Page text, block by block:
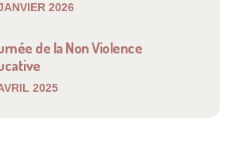
2026
de la Non Violence
2025